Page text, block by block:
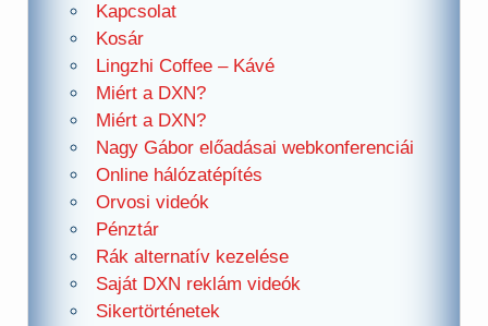
Kapcsolat
Kosár
Lingzhi Coffee – Kávé
Miért a DXN?
Miért a DXN?
Nagy Gábor előadásai webkonferenciái
Online hálózatépítés
Orvosi videók
Pénztár
Rák alternatív kezelése
Saját DXN reklám videók
Sikertörténetek